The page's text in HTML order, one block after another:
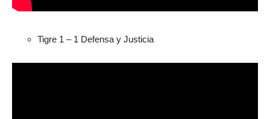
Tigre 1 – 1 Defensa y Justicia